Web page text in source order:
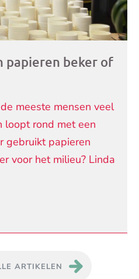
papieren beker of
meeste mensen veel
loopt rond met een
gebruikt papieren
voor het milieu? Linda
ARTIKELEN